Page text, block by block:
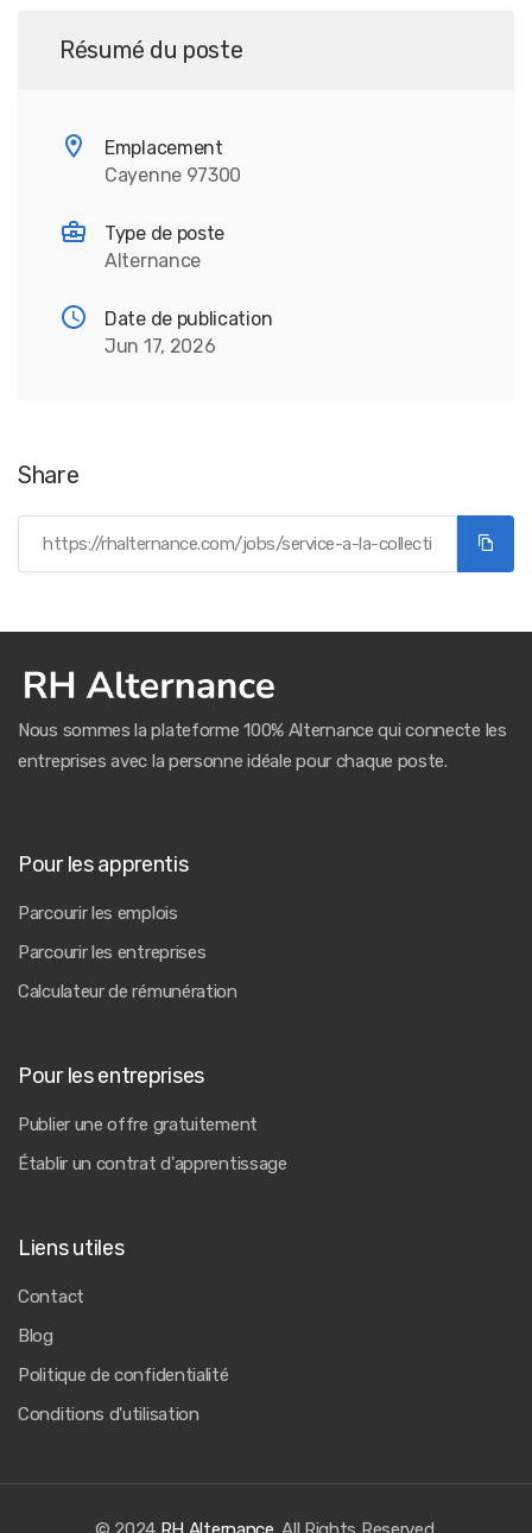
Résumé du poste
Emplacement
Cayenne 97300
Type de poste
Alternance
Date de publication
Jun 17, 2026
Share
Nous sommes la plateforme 100% Alternance qui connecte les
entreprises avec la personne idéale pour chaque poste.
Pour les apprentis
Parcourir les emplois
Parcourir les entreprises
Calculateur de rémunération
Pour les entreprises
Publier une offre gratuitement
Établir un contrat d'apprentissage
Liens utiles
Contact
Blog
Politique de confidentialité
Conditions d'utilisation